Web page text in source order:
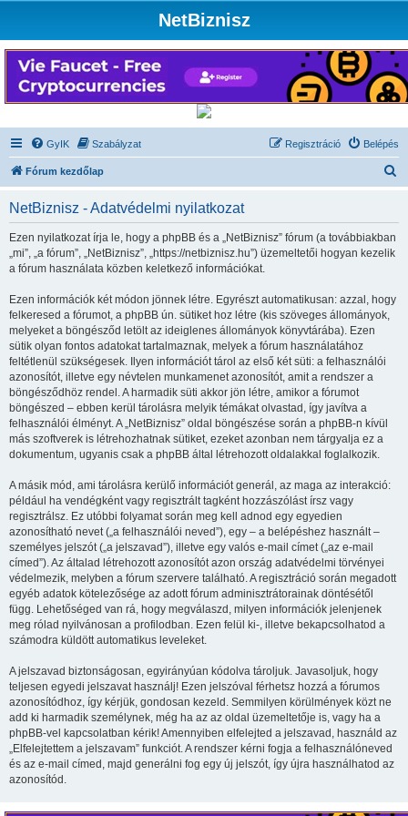
NetBiznisz
GyIK Szabályzat Belépés
Regisztráció
Fórum kezdőlap
NetBiznisz - Adatvédelmi nyilatkozat
Ezen nyilatkozat írja le, hogy a phpBB és a „NetBiznisz” fórum (a továbbiakban
„mi”, „a fórum”, „NetBiznisz”, „https://netbiznisz.hu”) üzemeltetői hogyan kezelik
a fórum használata közben keletkező információkat.
Ezen információk két módon jönnek létre. Egyrészt automatikusan: azzal, hogy
felkeresed a fórumot, a phpBB ún. sütiket hoz létre (kis szöveges állományok,
melyeket a böngésződ letölt az ideiglenes állományok könyvtárába). Ezen
sütik olyan fontos adatokat tartalmaznak, melyek a fórum használatához
feltétlenül szükségesek. Ilyen információt tárol az első két süti: a felhasználói
azonosítót, illetve egy névtelen munkamenet azonosítót, amit a rendszer a
böngésződhöz rendel. A harmadik süti akkor jön létre, amikor a fórumot
böngészed – ebben kerül tárolásra melyik témákat olvastad, így javítva a
felhasználói élményt. A „NetBiznisz” oldal böngészése során a phpBB-n kívül
más szoftverek is létrehozhatnak sütiket, ezeket azonban nem tárgyalja ez a
dokumentum, ugyanis csak a phpBB által létrehozott oldalakkal foglalkozik.
A másik mód, ami tárolásra kerülő információt generál, az maga az interakció:
például ha vendégként vagy regisztrált tagként hozzászólást írsz vagy
regisztrálsz. Ez utóbbi folyamat során meg kell adnod egy egyedien
azonosítható nevet („a felhasználói neved”), egy – a belépéshez használt –
személyes jelszót („a jelszavad”), illetve egy valós e-mail címet („az e-mail
címed”). Az általad létrehozott azonosítót azon ország adatvédelmi törvényei
védelmezik, melyben a fórum szervere található. A regisztráció során megadott
egyéb adatok kötelezősége az adott fórum adminisztrátorainak döntésétől
függ. Lehetőséged van rá, hogy megválaszd, milyen információk jelenjenek
meg rólad nyilvánosan a profilodban. Ezen felül ki-, illetve bekapcsolhatod a
számodra küldött automatikus leveleket.
A jelszavad biztonságosan, egyirányúan kódolva tároljuk. Javasoljuk, hogy
teljesen egyedi jelszavat használj! Ezen jelszóval férhetsz hozzá a fórumos
azonosítódhoz, így kérjük, gondosan kezeld. Semmilyen körülmények közt ne
add ki harmadik személynek, még ha az az oldal üzemeltetője is, vagy ha a
phpBB-vel kapcsolatban kérik! Amennyiben elfelejted a jelszavad, használd az
„Elfelejtettem a jelszavam” funkciót. A rendszer kérni fogja a felhasználóneved
és az e-mail címed, majd generálni fog egy új jelszót, így újra használhatod az
azonosítód.